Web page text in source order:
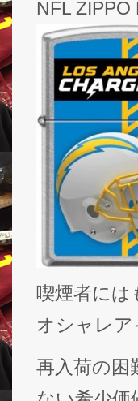
NFL
喫煙者に
オシャレ
再入荷の困